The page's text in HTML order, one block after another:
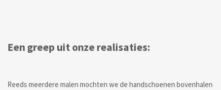
Een greep uit onze realisaties:
Reeds meerdere malen mochten we de handschoenen bovenhalen